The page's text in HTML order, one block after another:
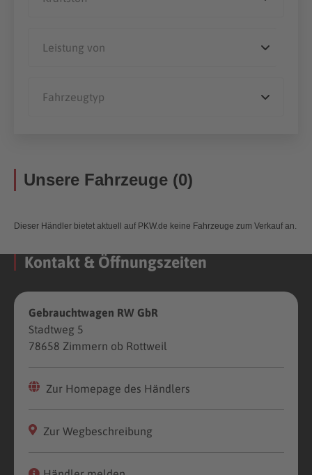
Unsere Fahrzeuge (0)
Dieser Händler bietet aktuell auf PKW.de keine Fahrzeuge zum Verkauf an.
Kontakt & Öffnungszeiten
Gebrauchtwagen RW GbR
Stadtweg 5
78658 Zimmern ob Rottweil
Zur Homepage des Händlers
Zur Wegbeschreibung